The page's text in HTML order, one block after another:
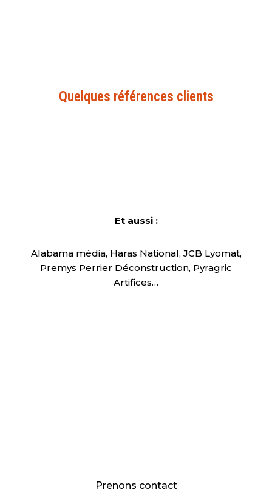
Quelques références clients
Et aussi :
Alabama média, Haras National, JCB Lyomat,
Premys Perrier Déconstruction, Pyragric
Artifices…
Prenons contact